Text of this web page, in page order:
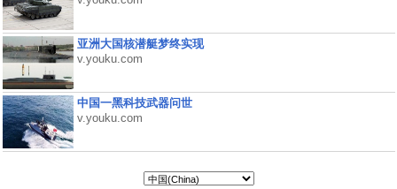
亚洲大国核潜艇梦终实现
v.youku.com
中国一黑科技武器问世
v.youku.com